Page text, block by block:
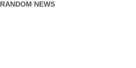
EL REINO DE LOS CIELOS
RANDOM NEWS